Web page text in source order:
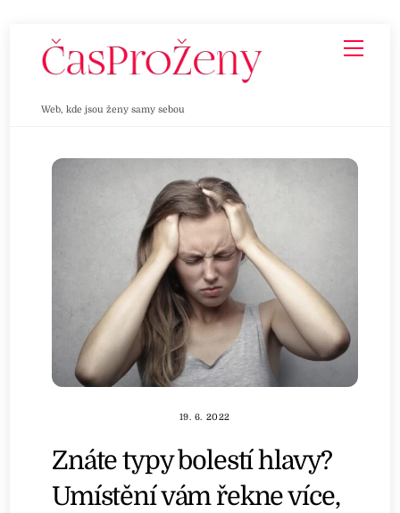
Web, kde jsou ženy samy sebou
19. 6. 2022
Znáte typy bolestí hlavy?
Umístění vám řekne více,